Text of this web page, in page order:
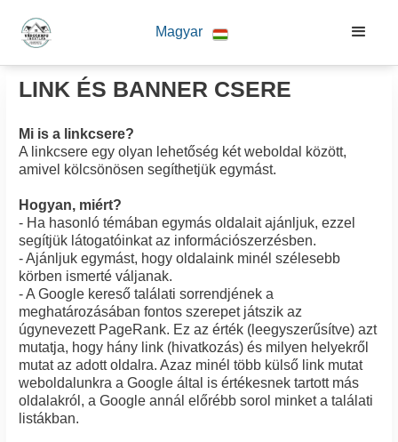
Magyar
LINK ÉS BANNER CSERE
Mi is a linkcsere?
A linkcsere egy olyan lehetőség két weboldal között,
amivel kölcsönösen segíthetjük egymást.
Hogyan, miért?
- Ha hasonló témában egymás oldalait ajánljuk, ezzel
segítjük látogatóinkat az információszerzésben.
- Ajánljuk egymást, hogy oldalaink minél szélesebb
körben ismerté váljanak.
- A Google kereső találati sorrendjének a
meghatározásában fontos szerepet játszik az
úgynevezett PageRank. Ez az érték (leegyszerűsítve) azt
mutatja, hogy hány link (hivatkozás) és milyen helyekről
mutat az adott oldalra. Azaz minél több külső link mutat
weboldalunkra a Google által is értékesnek tartott más
oldalakról, a Google annál előrébb sorol minket a találati
listákban.